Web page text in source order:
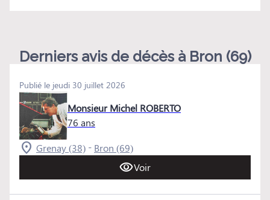
Derniers avis de décès à Bron (69)
Publié le jeudi 30 juillet 2026
Monsieur Michel ROBERTO
76 ans
Grenay (38) - Bron (69)
Voir